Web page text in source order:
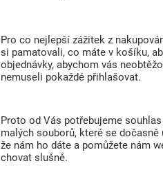
110 Kg 2 cm
Rošt je vyroben z
Pro co nejlepší zážitek z
si pamatovali, co máte v košíku,
objednávky, abychom vás
nemuseli pokaždé přihlašovat.
Proto od Vás potřebujeme
malých souborů, které se
že nám ho dáte a pomůžete nám
chovat slušně.